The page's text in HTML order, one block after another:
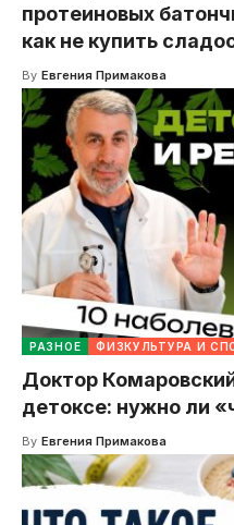
протеиновых
как не купить
By Евгения Примакова
РАЗНОЕ ФИЗКУЛЬТУРА И
Доктор
детоксе: нужно ли
By Евгения Примакова